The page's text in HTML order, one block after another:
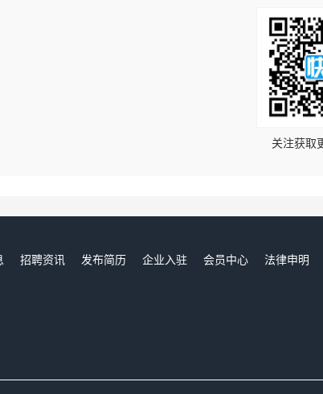
关注获取
招聘资讯 发布简历 企业入驻 会员中心
法律申明